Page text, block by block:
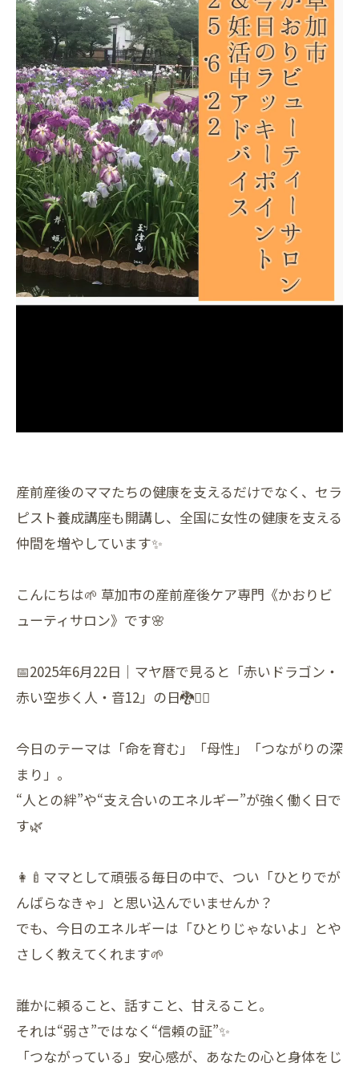
産前産後のママたちの健康を支えるだけでなく、セラ
ピスト養成講座も開講し、全国に女性の健康を支える
仲間を増やしています✨
こんにちは🌱 草加市の産前産後ケア専門《かおりビ
ューティサロン》です🌸
📅2025年6月22日｜マヤ暦で見ると「赤いドラゴン・
赤い空歩く人・音12」の日🐉🚶‍♀️
今日のテーマは「命を育む」「母性」「つながりの深
まり」。
“人との絆”や“支え合いのエネルギー”が強く働く日で
す🌿
👩‍🍼ママとして頑張る毎日の中で、つい「ひとりでが
んばらなきゃ」と思い込んでいませんか？
でも、今日のエネルギーは「ひとりじゃないよ」とや
さしく教えてくれます🌱
誰かに頼ること、話すこと、甘えること。
それは“弱さ”ではなく“信頼の証”✨
「つながっている」安心感が、あなたの心と身体をじ